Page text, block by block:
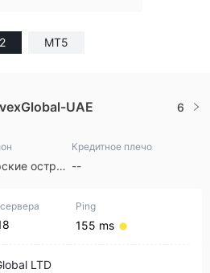
MT5
UAE 6
Коморские острова
Кредитное плечо
--
Ping
155 ms
LTD